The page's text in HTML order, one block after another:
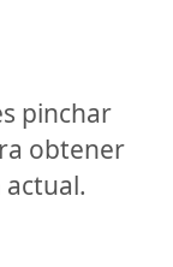
pinchar
obtener